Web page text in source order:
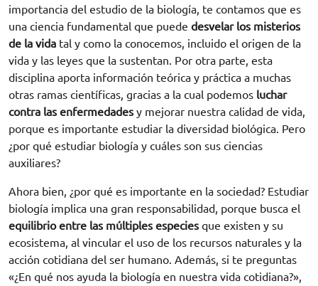
importancia del estudio de la biología, te contamos que es
una ciencia fundamental que puede desvelar los misterios
de la vida tal y como la conocemos, incluido el origen de la
vida y las leyes que la sustentan. Por otra parte, esta
disciplina aporta información teórica y práctica a muchas
otras ramas científicas, gracias a la cual podemos luchar
contra las enfermedades y mejorar nuestra calidad de vida,
porque es importante estudiar la diversidad biológica. Pero
¿por qué estudiar biología y cuáles son sus ciencias
auxiliares?
Ahora bien, ¿por qué es importante en la sociedad? Estudiar
biología implica una gran responsabilidad, porque busca el
equilibrio entre las múltiples especies que existen y su
ecosistema, al vincular el uso de los recursos naturales y la
acción cotidiana del ser humano. Además, si te preguntas
«¿En qué nos ayuda la biología en nuestra vida cotidiana?»,